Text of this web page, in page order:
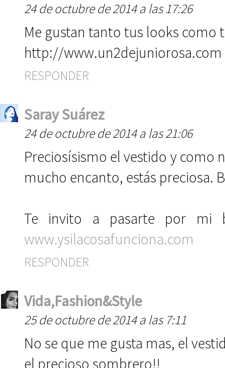
24 de octubre de 2014 a las 17:26
Me gustan tanto tus looks como
http://www.un2dejuniorosa.com
RESPONDER
Saray Suárez
24 de octubre de 2014 a las 21:06
Preciosísismo el vestido y como
mucho encanto, estás preciosa.
Te invito a pasarte por mi
www.ysilacosafunciona.com
RESPONDER
Vida,Fashion&Style
25 de octubre de 2014 a las 7:11
No se que me gusta mas, el
el precioso sombrero!!